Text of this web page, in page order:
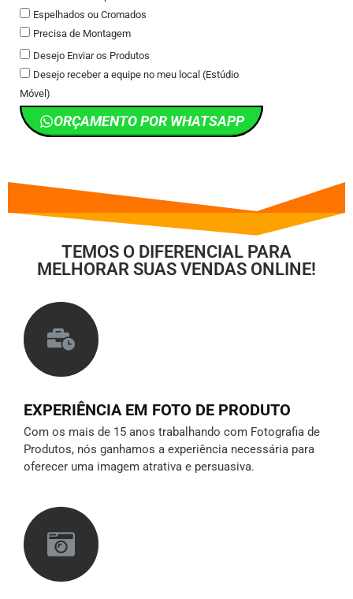
Espelhados ou Cromados
Precisa de Montagem
Desejo Enviar os Produtos
Desejo receber a equipe no meu local (Estúdio
Móvel)
ORÇAMENTO POR WHATSAPP
TEMOS O DIFERENCIAL PARA
MELHORAR SUAS VENDAS ONLINE!
EXPERIÊNCIA EM FOTO DE PRODUTO
Com os mais de 15 anos trabalhando com Fotografia de
Produtos, nós ganhamos a experiência necessária para
oferecer uma imagem atrativa e persuasiva.